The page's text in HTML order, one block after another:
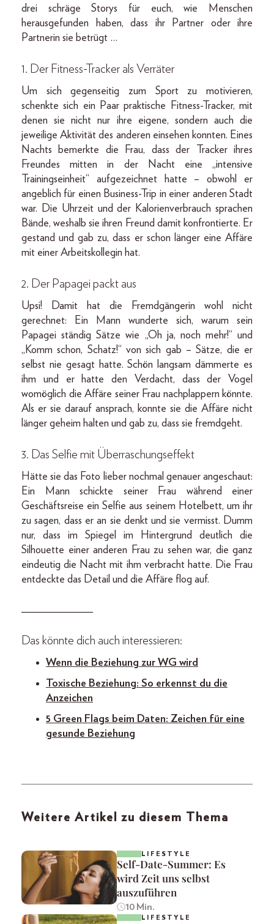
drei schräge Storys für euch, wie Menschen
herausgefunden haben, dass ihr Partner oder ihre
Partnerin sie betrügt …
1. Der Fitness-Tracker als Verräter
Um sich gegenseitig zum Sport zu motivieren,
schenkte sich ein Paar praktische Fitness-Tracker, mit
denen sie nicht nur ihre eigene, sondern auch die
jeweilige Aktivität des anderen einsehen konnten. Eines
Nachts bemerkte die Frau, dass der Tracker ihres
Freundes mitten in der Nacht eine „intensive
Trainingseinheit“ aufgezeichnet hatte – obwohl er
angeblich für einen Business-Trip in einer anderen Stadt
war. Die Uhrzeit und der Kalorienverbrauch sprachen
Bände, weshalb sie ihren Freund damit konfrontierte. Er
gestand und gab zu, dass er schon länger eine Affäre
mit einer Arbeitskollegin hat.
2. Der Papagei packt aus
Upsi! Damit hat die Fremdgängerin wohl nicht
gerechnet: Ein Mann wunderte sich, warum sein
Papagei ständig Sätze wie „Oh ja, noch mehr!“ und
„Komm schon, Schatz!“ von sich gab – Sätze, die er
selbst nie gesagt hatte. Schön langsam dämmerte es
ihm und er hatte den Verdacht, dass der Vogel
womöglich die Affäre seiner Frau nachplappern könnte.
Als er sie darauf ansprach, konnte sie die Affäre nicht
länger geheim halten und gab zu, dass sie fremdgeht.
3. Das Selfie mit Überraschungseffekt
Hätte sie das Foto lieber nochmal genauer angeschaut:
Ein Mann schickte seiner Frau während einer
Geschäftsreise ein Selfie aus seinem Hotelbett, um ihr
zu sagen, dass er an sie denkt und sie vermisst. Dumm
nur, dass im Spiegel im Hintergrund deutlich die
Silhouette einer anderen Frau zu sehen war, die ganz
eindeutig die Nacht mit ihm verbracht hatte. Die Frau
entdeckte das Detail und die Affäre flog auf.
_____________
Das könnte dich auch interessieren:
Wenn die Beziehung zur WG wird
Toxische Beziehung: So erkennst du die
Anzeichen
5 Green Flags beim Daten: Zeichen für eine
gesunde Beziehung
Weitere Artikel zu diesem Thema
LIFESTYLE
Self-Date-Summer: Es
wird Zeit uns selbst
auszuführen
10 Min.
LIFESTYLE